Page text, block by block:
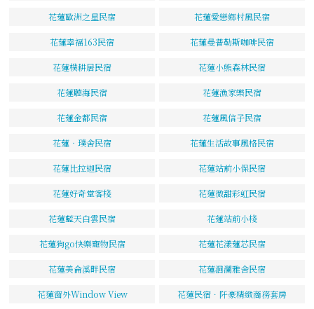
花蓮歐洲之星民宿 花蓮愛戀鄉村風民宿
花蓮幸福163民宿 花蓮曼普勒斯咖啡民宿
花蓮樸耕居民宿 花蓮小熊森林民宿
花蓮聽海民宿 花蓮漁家樂民宿
花蓮金都民宿 花蓮風信子民宿
花蓮‧璞舍民宿 花蓮生活故事風格民宿
花蓮比拉迦民宿 花蓮站前小保民宿
花蓮好奇堂客棧 花蓮微甜彩虹民宿
花蓮藍天白雲民宿 花蓮站前小棧
花蓮狗go快樂寵物民宿 花蓮花漾蓮芯民宿
花蓮美侖溪畔民宿 花蓮洄瀾雅舍民宿
花蓮窗外Window View 花蓮民宿．阡豪精緻商務套房